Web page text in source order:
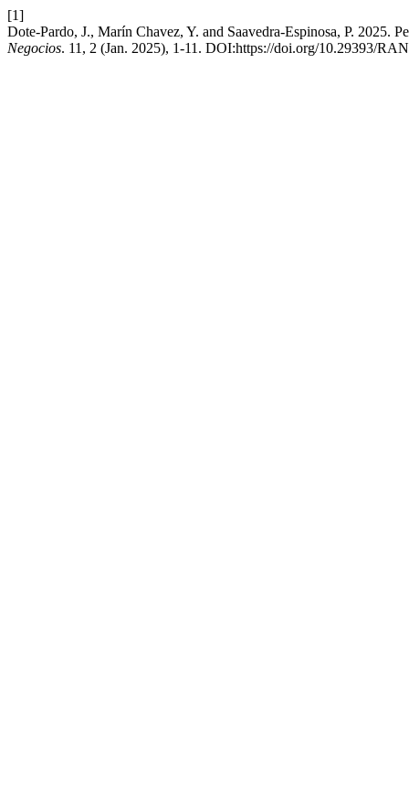
[1]
Dote-Pardo, J., Marín Chavez, Y. and Saavedra-Espinosa, P. 2025.
Negocios. 11, 2 (Jan. 2025), 1-11. DOI:https://doi.org/10.29393/